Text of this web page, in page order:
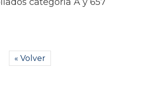
categoría A y 657
« Volver